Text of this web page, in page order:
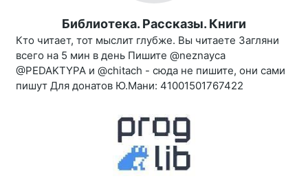
Библиотека. Рассказы. Книги
Кто читает, тот мыслит глубже. Вы читаете Загляни
всего на 5 мин в день Пишите @neznayca
@PEDAKTYPA и @chitach - сюда не пишите, они сами
пишут Для донатов Ю.Мани: 41001501767422